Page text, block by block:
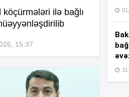
ilə bağlı
15:37